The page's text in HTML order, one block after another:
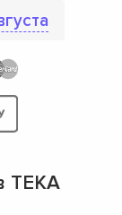
TEKA